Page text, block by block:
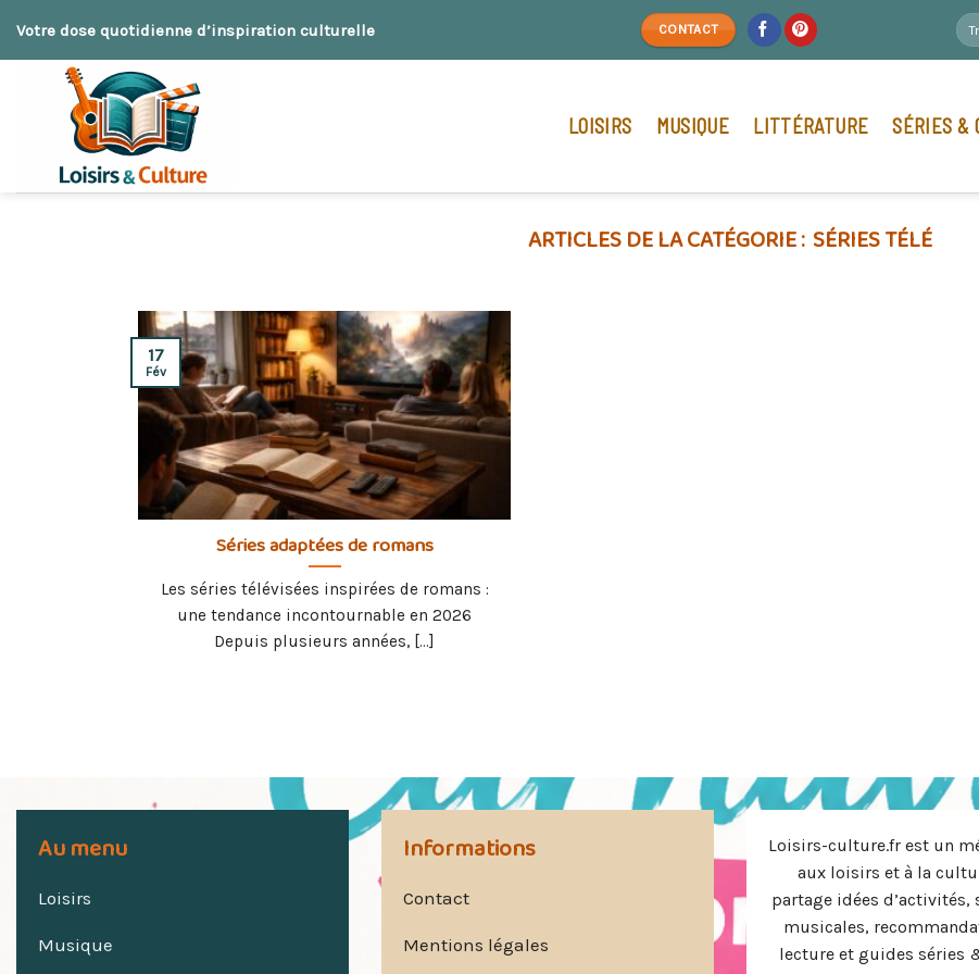
Votre dose quotidienne d’inspiration culturelle CONTACT
LOISIRS MUSIQUE LITTÉRATURE SÉRIES &
SÉRIES TÉLÉ
Séries adaptées de romans
Les séries télévisées inspirées de romans :
une tendance incontournable en 2026
Depuis plusieurs années, [...]
17
Fév
Au menu
Loisirs
Musique
Informations
Contact
Mentions légales
Loisirs-culture.fr est un
aux loisirs et à la
partage idées d’activités,
musicales,
lecture et guides séries